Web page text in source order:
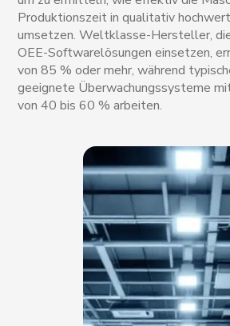
Produktionszeit in qualitativ
umsetzen. Weltklasse-Hersteller,
OEE-Softwarelösungen einsetzen,
von 85 % oder mehr, während
geeignete Überwachungssysteme
von 40 bis 60 % arbeiten.